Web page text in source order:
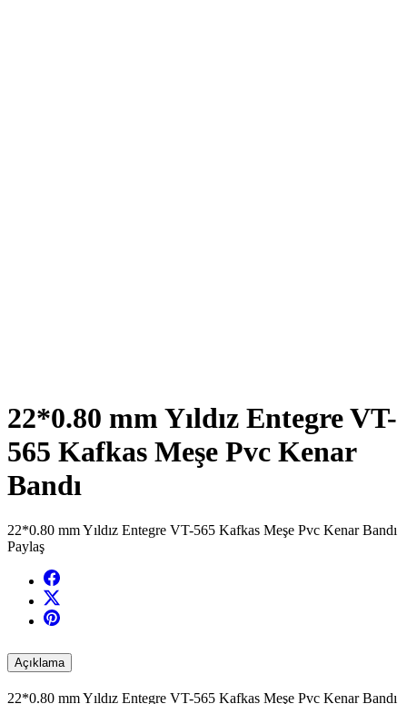
22*0.80 mm Yıldız Entegre VT-
565 Kafkas Meşe Pvc Kenar
Bandı
22*0.80 mm Yıldız Entegre VT-565 Kafkas Meşe Pvc Kenar Bandı
Paylaş
Açıklama
22*0.80 mm Yıldız Entegre VT-565 Kafkas Meşe Pvc Kenar Bandı